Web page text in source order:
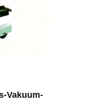
Vakuum-